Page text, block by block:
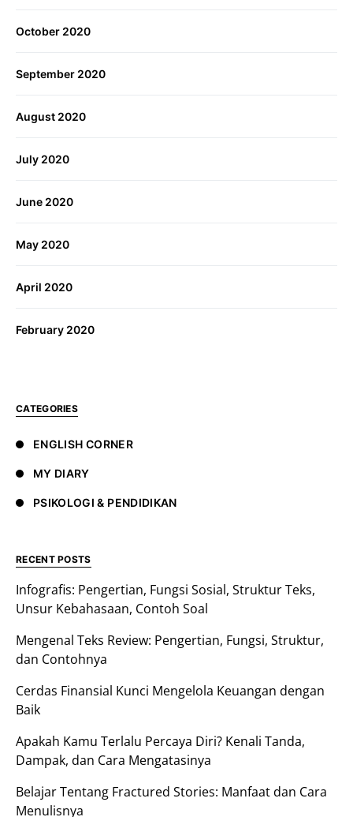
October 2020
September 2020
August 2020
July 2020
June 2020
May 2020
April 2020
February 2020
CATEGORIES
ENGLISH CORNER
MY DIARY
PSIKOLOGI & PENDIDIKAN
RECENT POSTS
Infografis: Pengertian, Fungsi Sosial, Struktur Teks,
Unsur Kebahasaan, Contoh Soal
Mengenal Teks Review: Pengertian, Fungsi, Struktur,
dan Contohnya
Cerdas Finansial Kunci Mengelola Keuangan dengan
Baik
Apakah Kamu Terlalu Percaya Diri? Kenali Tanda,
Dampak, dan Cara Mengatasinya
Belajar Tentang Fractured Stories: Manfaat dan Cara
Menulisnya